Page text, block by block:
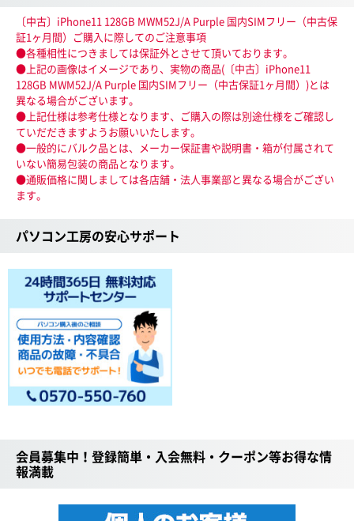
〔中古〕iPhone11 128GB MWM52J/A Purple 国内SIMフリー（中古保
証1ヶ月間）ご購入に際してのご注意事項
●各種相性につきましては保証外とさせて頂いております。
●上記の画像はイメージであり、実物の商品(〔中古〕iPhone11
128GB MWM52J/A Purple 国内SIMフリー（中古保証1ヶ月間）)とは
異なる場合がございます。
●上記仕様は参考仕様となります、ご購入の際は別途仕様をご確認し
ていだだきますようお願いいたします。
●一般的にバルク品とは、メーカー保証書や説明書・箱が付属されて
いない簡易包装の商品となります。
●通販価格に関しましては各店舗・法人事業部と異なる場合がござい
ます。
パソコン工房の安心サポート
会員募集中！登録簡単・入会無料・クーポン等お得な情
報満載